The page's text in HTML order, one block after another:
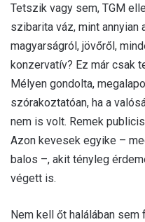
Tetszik vagy sem, TGM
szibarita váz, mint
magyarságról, jövőről,
konzervatív? Ez már csak
Mélyen gondolta,
szórakoztatóan, ha a
nem is volt. Remek
Azon kevesek egyike –
balos –, akit tényleg
végett is.
Nem kell őt halálában sem